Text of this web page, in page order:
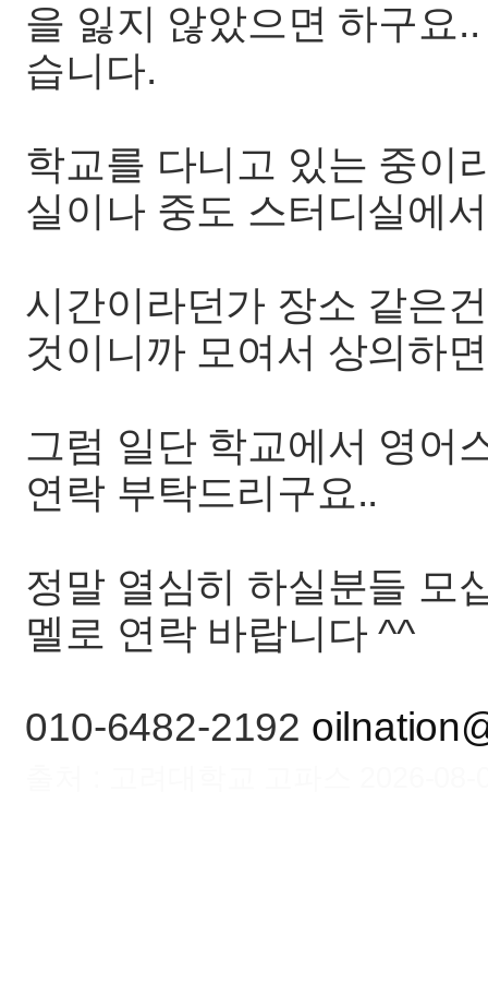
을 잃지 않았으면 하구요
습니다.
학교를 다니고 있는 중이
실이나 중도 스터디실에
시간이라던가 장소 같은
것이니까 모여서 상의하
그럼 일단 학교에서 영어
연락 부탁드리구요..
정말 열심히 하실분들 모
멜로 연락 바랍니다 ^^
010-6482-2192